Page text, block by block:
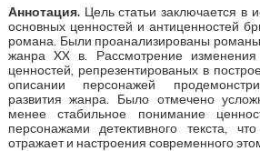
Аннотация.Цель статьи заключается в
основных ценностей и антиценностей
романа. Были проанализированы
жанра XX в. Рассмотрение
ценностей, репрезентированых в
описании персонажей
развития жанра. Было отмечено
менее стабильное понимание
персонажами детективного текста,
отражает и настроения современного